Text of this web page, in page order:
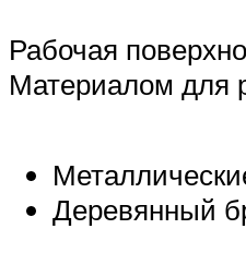
Рабочая
Материалом для
Деревянный